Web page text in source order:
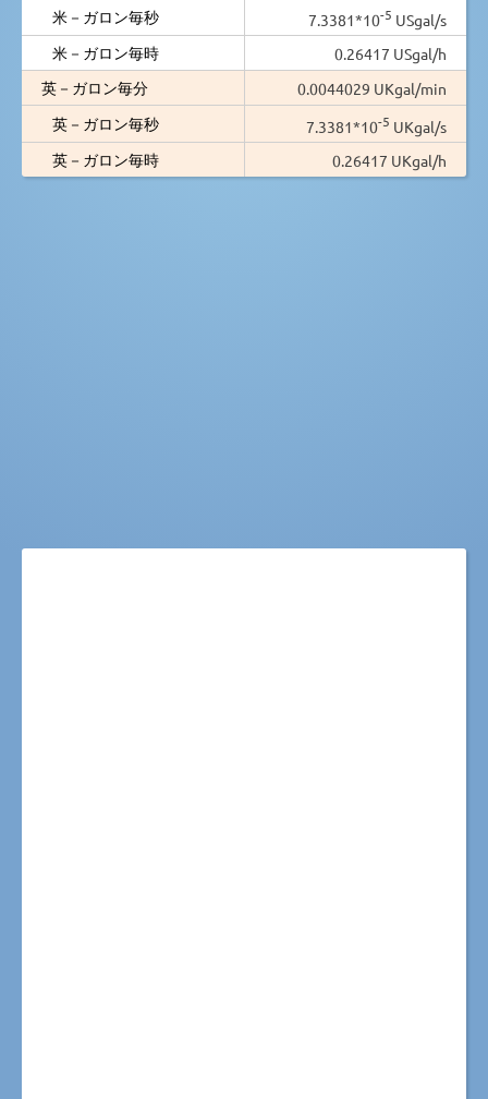
米－ガロン毎秒
7.3381*10-5 USgal/s
米－ガロン毎時
0.26417 USgal/h
英－ガロン毎分
0.0044029 UKgal/min
英－ガロン毎秒
7.3381*10-5 UKgal/s
英－ガロン毎時
0.26417 UKgal/h